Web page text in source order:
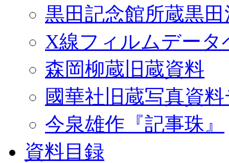
黒田記念館所蔵黒
X線フィルムデータ
森岡柳蔵旧蔵資料
國華社旧蔵写真資
今泉雄作『記事珠』
資料目録